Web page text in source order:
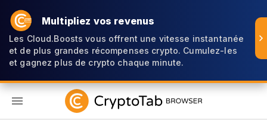
Multipliez vos revenus
Les Cloud.Boosts vous offrent une vitesse instantanée
et de plus grandes récompenses crypto. Cumulez-les
et gagnez plus de crypto chaque minute.